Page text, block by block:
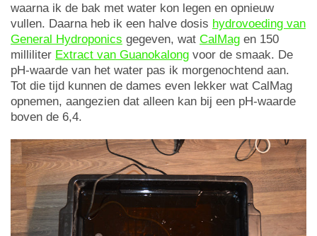
waarna ik de bak met water kon legen en opnieuw
vullen. Daarna heb ik een halve dosis hydrovoeding van
General Hydroponics gegeven, wat CalMag en 150
milliliter Extract van Guanokalong voor de smaak. De
pH-waarde van het water pas ik morgenochtend aan.
Tot die tijd kunnen de dames even lekker wat CalMag
opnemen, aangezien dat alleen kan bij een pH-waarde
boven de 6,4.